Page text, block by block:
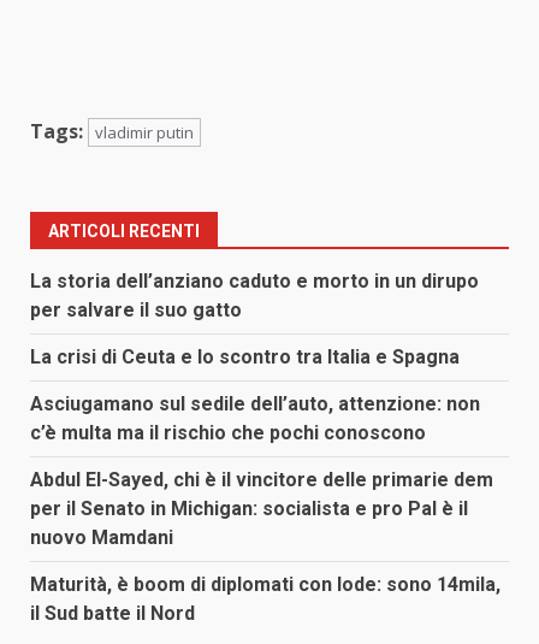
Tags: vladimir putin
ARTICOLI RECENTI
La storia dell’anziano caduto e morto in un dirupo
per salvare il suo gatto
La crisi di Ceuta e lo scontro tra Italia e Spagna
Asciugamano sul sedile dell’auto, attenzione: non
c’è multa ma il rischio che pochi conoscono
Abdul El-Sayed, chi è il vincitore delle primarie dem
per il Senato in Michigan: socialista e pro Pal è il
nuovo Mamdani
Maturità, è boom di diplomati con lode: sono 14mila,
il Sud batte il Nord